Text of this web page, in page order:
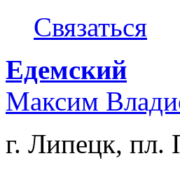
Связаться
Едемский
Максим
г. Липецк, пл.